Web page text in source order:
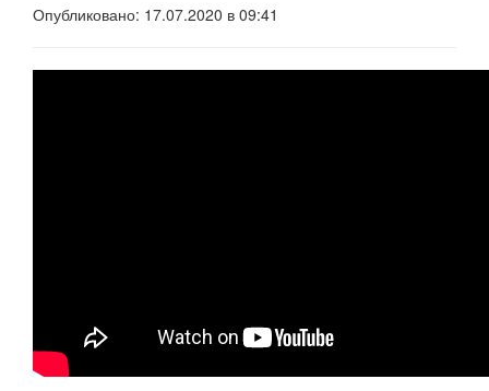
Опубликовано: 17.07.2020 в 09:41